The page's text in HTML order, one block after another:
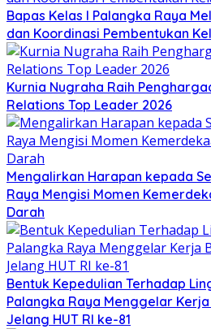
Bapas Kelas I Palangka Raya
dan Koordinasi Pembentukan
Kurnia Nugraha Raih
Relations Top Leader 2026
Mengalirkan Harapan kepada
Raya Mengisi Momen
Darah
Bentuk Kepedulian Terhadap
Palangka Raya Menggelar
Jelang HUT RI ke-81